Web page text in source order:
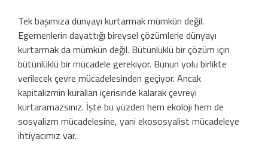
Tek başımıza dünyayı kurtarmak mümkün değil.
Egemenlerin dayattığı bireysel çözümlerle dünyayı
kurtarmak da mümkün değil. Bütünlüklü bir çözüm için
bütünlüklü bir mücadele gerekiyor. Bunun yolu birlikte
verilecek çevre mücadelesinden geçiyor. Ancak
kapitalizmin kuralları içerisinde kalarak çevreyi
kurtaramazsınız. İşte bu yüzden hem ekoloji hem de
sosyalizm mücadelesine, yani ekososyalist mücadeleye
ihtiyacımız var.